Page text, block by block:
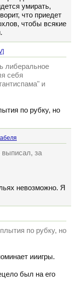
умирать,
что приедет
чтобы всякие
либеральное
себя
и
по рубку, но
за
невозможно. Я
по рубку, но
ииигры.
был на его